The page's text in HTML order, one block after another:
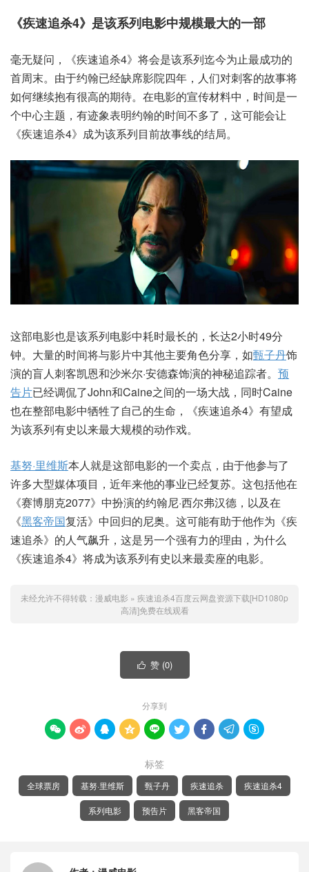
《疾速追杀4》是该系列电影中规模最大的一部
毫无疑问，《疾速追杀4》将会是该系列迄今为止最成功的
首周末。由于约翰已经缺席影院四年，人们对刺客的故事将
如何继续抱有很高的期待。在电影的宣传材料中，时间是一
个中心主题，有迹象表明约翰的时间不多了，这可能会让
《疾速追杀4》成为该系列目前故事线的结局。
这部电影也是该系列电影中耗时最长的，长达2小时49分
钟。大量的时间将与影片中其他主要角色分享，如甄子丹饰
演的盲人刺客凯恩和沙米尔·安德森饰演的神秘追踪者。 预
告片已经调侃了John和Caine之间的一场大战，同时Caine
也在整部电影中牺牲了自己的生命，《疾速追杀4》有望成
为该系列有史以来最大规模的动作戏。
基努·里维斯本人就是这部电影的一个卖点，由于他参与了
许多大型媒体项目，近年来他的事业已经复苏。这包括他在
《赛博朋克2077》中扮演的约翰尼·西尔弗汉德，以及在
《黑客帝国复活》中回归的尼奥。这可能有助于他作为《疾
速追杀》的人气飙升，这是另一个强有力的理由，为什么
《疾速追杀4》将成为该系列有史以来最卖座的电影。
未经允许不得转载： 漫威电影 » 疾速追杀4百度云网盘资源下载[HD1080p
高清]免费在线观看
 赞 (0)
分享到
        
标签
全球票房 基努·里维斯 甄子丹 疾速追杀 疾速追杀4
系列电影 预告片 黑客帝国